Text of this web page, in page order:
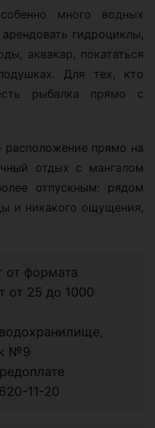
много водных
гидроциклы,
аквакар, покататься
Для тех, кто
рыбалка прямо с
прямо на
отдых с мангалом
отпускным: рядом
и никакого ощущения,
от формата
от 25 до 1000
№9
11-20